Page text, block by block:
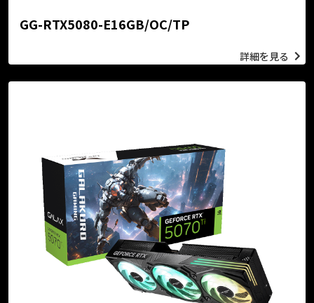
GG-RTX5080-E16GB/OC/TP
詳細を見る